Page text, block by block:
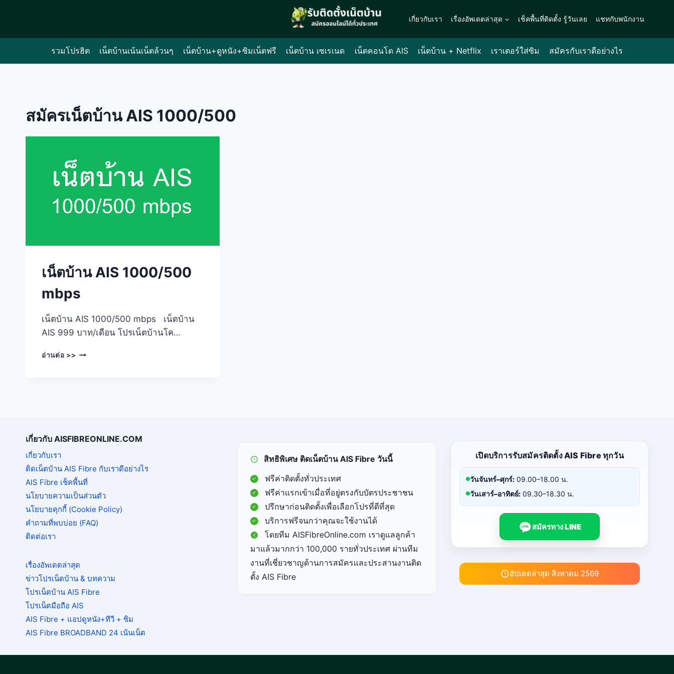
เกี่ยวกับเรา เรื่องอัพเดตล่าสุด เช็คพื้นที่ติดตั้ง รู้วันเลย แชทกับพนักงาน
รวมโปรฮิต เน็ตบ้านเน้นเน็ตล้วนๆ เน็ตบ้าน+ดูหนัง+ซิมเน็ตฟรี เน็ตบ้าน เซเรเนด เน็ตคอนโด AIS เน็ตบ้าน + Netflix เราเตอร์ใส่ซิม สมัครกับเราดีอย่างไร
สมัครเน็ตบ้าน AIS 1000/500
เน็ตบ้าน AIS 1000/500
mbps
เน็ตบ้าน AIS 1000/500 mbps เน็ตบ้าน
AIS 999 บาท/เดือน โปรเน็ตบ้านโค…
อ่านต่อ >> เน็ต
เกี่ยวกับ AISFIBREONLINE.COM
เกี่ยวกับเรา
ติดเน็ตบ้าน AIS Fibre กับเราดีอย่างไร
AIS Fibre เช็คพื้นที่
นโยบายความเป็นส่วนตัว
นโยบายคุกกี้ (Cookie Policy)
คำถามที่พบบ่อย (FAQ)
ติดต่อเรา
เรื่องอัพเดตล่าสุด
ข่าวโปรเน็ตบ้าน & บทความ
โปรเน็ตบ้าน AIS Fibre
โปรเน็ตมือถือ AIS
AIS Fibre + แอปดูหนัง+ทีวี + ซิม
AIS Fibre BROADBAND 24 เน้นเน็ต
สิทธิพิเศษ ติดเน็ตบ้าน AIS Fibre วันนี้
ฟรีค่าติดตั้งทั่วประเทศ
ฟรีค่าแรกเข้าเมื่อที่อยู่ตรงกับบัตรประชาชน
ปรึกษาก่อนติดตั้งเพื่อเลือกโปรที่ดีที่สุด
บริการฟรีจนกว่าคุณจะใช้งานได้
โดยทีม AISFibreOnline.com เราดูแลลูกค้า
มาแล้วมากกว่า 100,000 รายทั่วประเทศ ผ่านทีม
งานที่เชี่ยวชาญด้านการสมัครและประสานงานติด
ตั้ง AIS Fibre
เปิดบริการรับสมัครติดตั้ง AIS Fibre ทุกวัน
วันจันทร์–ศุกร์: 09.00–18.00 น.
วันเสาร์–อาทิตย์: 09.30–18.30 น.
LINE สมัครทาง LINE
อัปเดตล่าสุด สิงหาคม 2569